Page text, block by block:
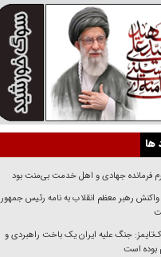
ها
فرمانده جهادی و اهل خدمت بی‌منت بود
واکنش رهبر معظم انقلاب به نامه رئیس جمهور
جنگ علیه ایران یک باخت راهبردی و
بوده است